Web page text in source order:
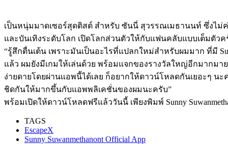
เป็นหนุ่มมาดเซอร์สุดติสต์ สำหรับ ซันนี่ สุวรรณเมธานนท์ ซึ่งไม่
และบันเทิงระดับโลก เปิดโลกส่วนตัวให้กับแฟนคลับแบบเต็มตัวครั้
“รู้สึกตื่นเต้น เพราะมันเป็นอะไรที่แปลกใหม่สำหรับผมมาก ที่มี
แล้ว ผมยังมีเกมให้เล่นด้วย พร้อมแจกของรางวัลใหญ่อีกมากมาย
ง่ายดายโดยผ่านแอพนี้ได้เลย ก็อยากให้ดาวน์โหลดกันเยอะๆ
ชิดกันให้มากขึ้นกับแอพพลิเคชั่นของผมนะครับ”
พร้อมเปิดให้ดาวน์โหลดฟรีแล้ววันนี้ เพียงพิมพ์ Sunny
TAGS
EscapeX
Sunny Suwanmethanont Official App